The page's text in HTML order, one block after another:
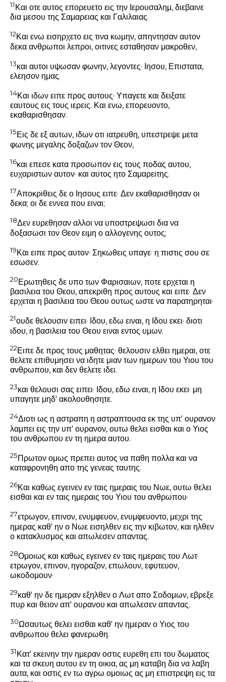
11 Και οτε αυτος επορευετο εις την Ιερουσαλημ, διεβαινε
δια μεσου της Σαμαρειας και Γαλιλαιας.
12Και ενω εισηρχετο εις τινα κωμην, απηντησαν αυτον
δεκα ανθρωποι λεπροι, οιτινες εσταθησαν μακροθεν,
13και αυτοι υψωσαν φωνην, λεγοντες· Ιησου, Επιστατα,
ελεησον ημας.
14Και ιδων ειπε προς αυτους· Υπαγετε και δειξατε
εαυτους εις τους ιερεις. Και ενω, επορευοντο,
εκαθαρισθησαν.
15Εις δε εξ αυτων, ιδων οτι ιατρευθη, υπεστρεψε μετα
φωνης μεγαλης δοξαζων τον Θεον,
16και επεσε κατα προσωπον εις τους ποδας αυτου,
ευχαριστων αυτον· και αυτος ητο Σαμαρειτης.
17Αποκριθεις δε ο Ιησους ειπε· Δεν εκαθαρισθησαν οι
δεκα; οι δε εννεα που ειναι;
18Δεν ευρεθησαν αλλοι να υποστρεψωσι δια να
δοξασωσι τον Θεον ειμη ο αλλογενης ουτος;
19Και ειπε προς αυτον· Σηκωθεις υπαγε· η πιστις σου σε
εσωσεν.
20Ερωτηθεις δε υπο των Φαρισαιων, ποτε ερχεται η
βασιλεια του Θεου, απεκριθη προς αυτους και ειπε· Δεν
ερχεται η βασιλεια του Θεου ουτως ωστε να παρατηρηται·
21ουδε θελουσιν ειπει· Ιδου, εδω ειναι, η Ιδου εκει· διοτι
ιδου, η βασιλεια του Θεου ειναι εντος υμων.
22Ειπε δε προς τους μαθητας· θελουσιν ελθει ημεραι, οτε
θελετε επιθυμησει να ιδητε μιαν των ημερων του Υιου του
ανθρωπου, και δεν θελετε ιδει.
23και θελουσι σας ειπει· Ιδου, εδω ειναι, η Ιδου εκει· μη
υπαγητε μηδ' ακολουθησητε.
24Διοτι ως η αστραπη η αστραπτουσα εκ της υπ' ουρανον
λαμπει εις την υπ' ουρανον, ουτω θελει εισθαι και ο Υιος
του ανθρωπου εν τη ημερα αυτου.
25Πρωτον ομως πρεπει αυτος να παθη πολλα και να
καταφρονηθη απο της γενεας ταυτης.
26Και καθως εγεινεν εν ταις ημεραις του Νωε, ουτω θελει
εισθαι και εν ταις ημεραις του Υιου του ανθρωπου·
27ετρωγον, επινον, ενυμφευον, ενυμφευοντο, μεχρι της
ημερας καθ' ην ο Νωε εισηλθεν εις την κιβωτον, και ηλθεν
ο κατακλυσμος και απωλεσεν απαντας.
28Ομοιως και καθως εγεινεν εν ταις ημεραις του Λωτ·
ετρωγον, επινον, ηγοραζον, επωλουν, εφυτευον,
ωκοδομουν·
29καθ' ην δε ημεραν εξηλθεν ο Λωτ απο Σοδομων, εβρεξε
πυρ και θειον απ' ουρανου και απωλεσεν απαντας.
30Ωσαυτως θελει εισθαι καθ' ην ημεραν ο Υιος του
ανθρωπου θελει φανερωθη.
31Κατ' εκεινην την ημεραν οστις ευρεθη επι του δωματος
και τα σκευη αυτου εν τη οικια, ας μη καταβη δια να λαβη
αυτα, και οστις εν τω αγρω ομοιως ας μη επιστρεψη εις τα